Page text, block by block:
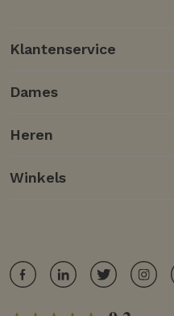
Klantenservice
Dames
Heren
Winkels